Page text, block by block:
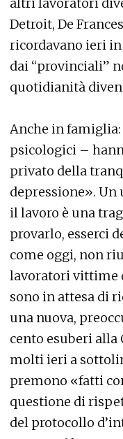
Detroit, De
ricordavano ieri in
dai “provinciali”
quotidianità
Anche in
psicologici –
privato della
depressione». Un
il lavoro è una
provarlo, esserci
come oggi, non
lavoratori vittime
sono in attesa di
una nuova,
cento esuberi alla
molti ieri a
premono «fatti
questione di
del protocollo